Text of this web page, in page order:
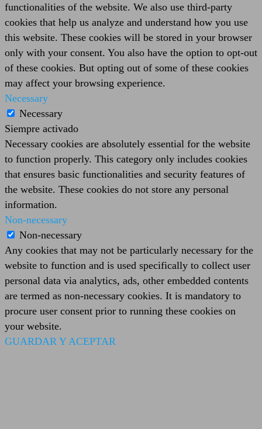
functionalities of the website. We also use third-party
cookies that help us analyze and understand how you use
this website. These cookies will be stored in your browser
only with your consent. You also have the option to opt-out
of these cookies. But opting out of some of these cookies
may affect your browsing experience.
Necessary
Necessary
Siempre activado
Necessary cookies are absolutely essential for the website
to function properly. This category only includes cookies
that ensures basic functionalities and security features of
the website. These cookies do not store any personal
information.
Non-necessary
Non-necessary
Any cookies that may not be particularly necessary for the
website to function and is used specifically to collect user
personal data via analytics, ads, other embedded contents
are termed as non-necessary cookies. It is mandatory to
procure user consent prior to running these cookies on
your website.
GUARDAR Y ACEPTAR